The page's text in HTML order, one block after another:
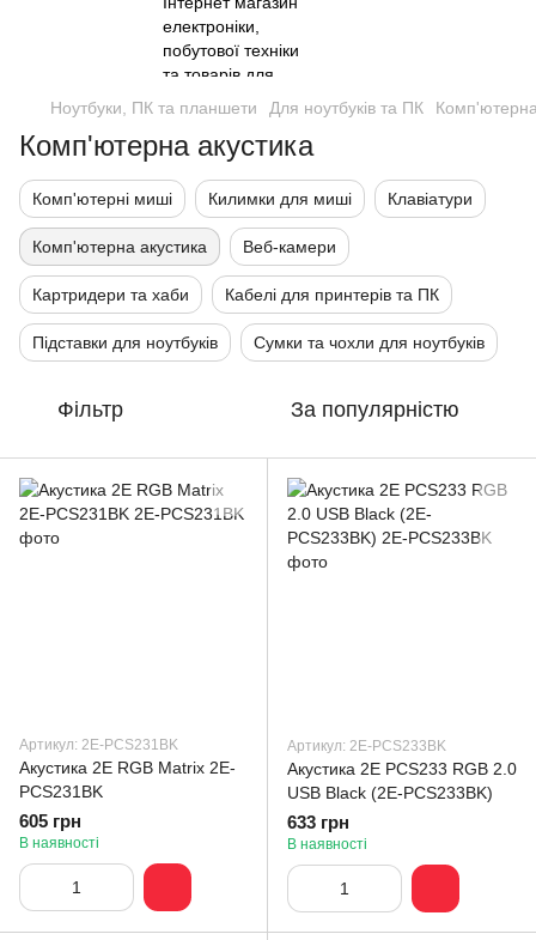
Ноутбуки, ПК та планшети Для ноутбуків та ПК
Комп'ютерна акустика
Комп'ютерні миші Килимки для миші Клавіатури
Комп'ютерна акустика Веб-камери
Картридери та хаби Кабелі для принтерів та ПК
Підставки для ноутбуків Сумки та чохли для ноутбуків
Фільтр За популярністю
Артикул: 2E-PCS231BK
Акустика 2E RGB Matrix 2E-
PCS231BK
605 грн
В наявності
Артикул: 2E-PCS233BK
Акустика 2E PCS233 RGB 2.0
USB Black (2E-PCS233BK)
633 грн
В наявності